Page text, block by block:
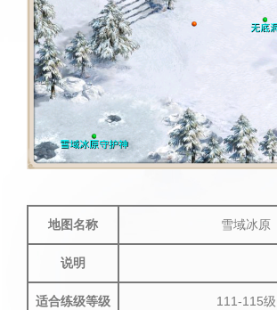
地图名称 雪域冰原
说明
适合练级等级 111-115级